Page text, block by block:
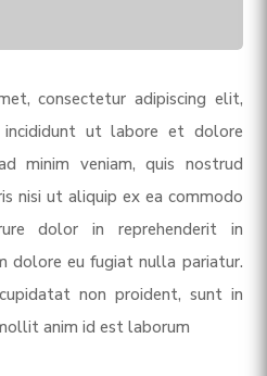
consectetur adipiscing elit,
ut labore et dolore
minim veniam, quis nostrud
nisi ut aliquip ex ea commodo
dolor in reprehenderit in
dolore eu fugiat nulla pariatur.
non proident, sunt in
anim id est laborum